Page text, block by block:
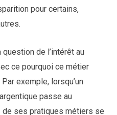
pour certains,
de l’intérêt au
ce pourquoi ce métier
exemple, lorsqu’un
passe au
de ses pratiques métiers se